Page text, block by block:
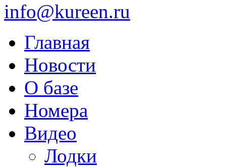
info@kureen.ru
Главная
Новости
О базе
Номера
Видео
Лодки